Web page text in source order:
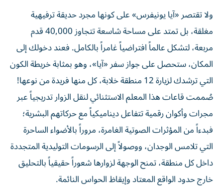
ولا تقتصر «آيا يونيفرس» على كونها مجرد حديقة ترفيهية
مغلقة، بل تمتد على مساحة شاسعة تتجاوز 40,000 قدم
مربعة، لتشكل عالماً افتراضياً غامراً بالكامل. فعند دخولك إلى
المكان، ستحصل على جواز سفر «آيا»، وهو بمثابة خريطة الكون
التي ترشدك لزيارة 12 منطقة خلابة، كل منها فريدة من نوعها!
صُممت قاعات هذا المعلم الاستثنائي لنقل الزوار تدريجياً عبر
مجرات وأكوان رقمية تتفاعل ديناميكياً مع حركاتهم البشرية؛
فبدءاً من المؤثرات الصوتية الغامرة، مروراً بالأضواء الساحرة
التي تلامس الوجدان، ووصولاً إلى الرسومات التوليدية المتجددة
داخل كل منطقة، تمنح الوجهة لزوارها شعوراً حقيقياً بالتحليق
خارج حدود الواقع المعتاد وإيقاظ الحواس النائمة.